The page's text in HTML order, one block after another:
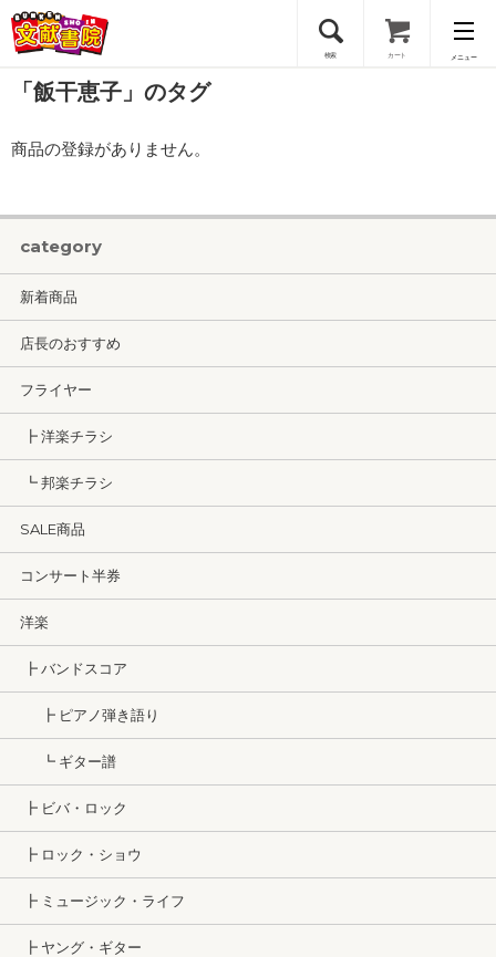
検索 カート メニュー
会員登録
「飯干恵子」のタグ
商品の登録がありません。
category
新着商品
店長のおすすめ
フライヤー
┣ 洋楽チラシ
┗ 邦楽チラシ
SALE商品
コンサート半券
洋楽
┣ バンドスコア
┣ ピアノ弾き語り
┗ ギター譜
┣ ビバ・ロック
┣ ロック・ショウ
┣ ミュージック・ライフ
┣ ヤング・ギター